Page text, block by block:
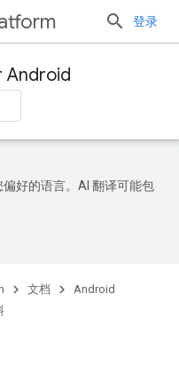
登录
Android
好的语言。AI 翻译可能包
文档
Android